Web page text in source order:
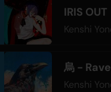
IRIS OUT
Kenshi
烏 -
Kenshi